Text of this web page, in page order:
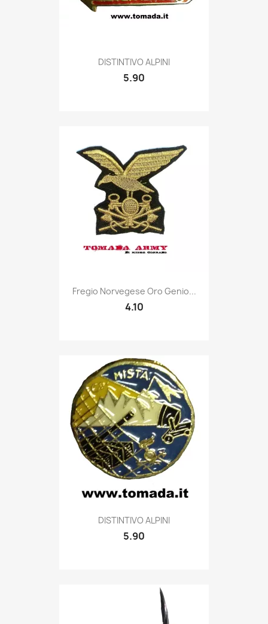
Quick view
DISTINTIVO ALPINI
5.90
Quick view
Fregio Norvegese Oro Genio...
4.10
Quick view
DISTINTIVO ALPINI
5.90